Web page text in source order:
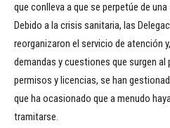
que conlleva a que se perpetúe de
Debido a la crisis sanitaria, las
reorganizaron el servicio de atención
demandas y cuestiones que surgen
permisos y licencias, se han
que ha ocasionado que a menudo
tramitarse.